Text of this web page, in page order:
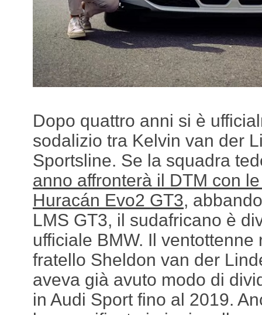
Dopo quattro anni si è
sodalizio tra Kelvin van der
Sportsline. Se la squadra
anno affronterà il DTM con
Huracán Evo2 GT3,
LMS GT3, il sudafricano è
ufficiale BMW. Il
fratello Sheldon van der
aveva già avuto modo di
in Audi Sport fino al 2019.